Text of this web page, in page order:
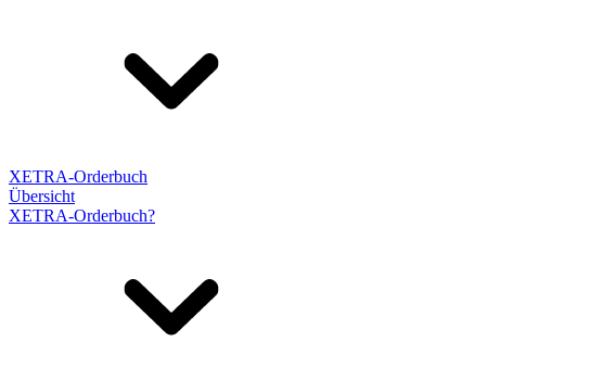
XETRA-Orderbuch
Übersicht
XETRA-Orderbuch?